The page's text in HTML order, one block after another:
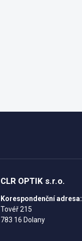
CLR OPTIK s.r.o.
Korespondenční adresa:
Tovéř 215
783 16 Dolany